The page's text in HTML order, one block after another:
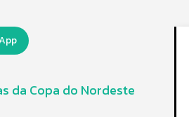
da Copa do Nordeste